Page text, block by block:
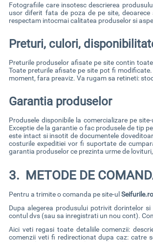
Fotografiile care insotesc descrierea
usor diferit fata de poza de pe site,
respectam intocmai calitatea produselor si
Preturi, culori,
Preturile produselor afisate pe site contin
Toate preturile afisate pe site pot fi
moment, fara preaviz. Va rugam sa retineti:
Garantia produselor
Produsele disponibile la comercializare pe site-
Exceptie de la garantie o fac produsele de tip
este intact si insotit de documentele
costurile expeditiei vor fi suportate de
garantia produselor ce prezinta urme de
3. METODE DE
Pentru a trimite o comanda pe site-ulSeifurile.ro
Dupa alegerea produsului potrivit dorintelor
contul dvs (sau sa inregistrati un nou cont).
Aici veti regasi toate detaliile comenzii:
comenzii veti fi redirectionat dupa caz: catre